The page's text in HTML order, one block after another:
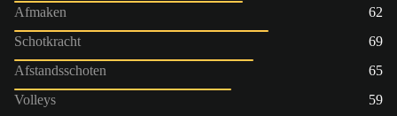
Afmaken
62
Schotkracht
69
Afstandsschoten
65
Volleys
59